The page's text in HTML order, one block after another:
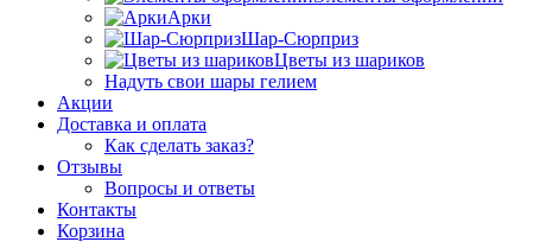
Арки
Шар-Сюрприз
Цветы из шариков
Надуть свои шары гелием
Акции
Доставка и оплата
Как сделать заказ?
Отзывы
Вопросы и ответы
Контакты
Корзина